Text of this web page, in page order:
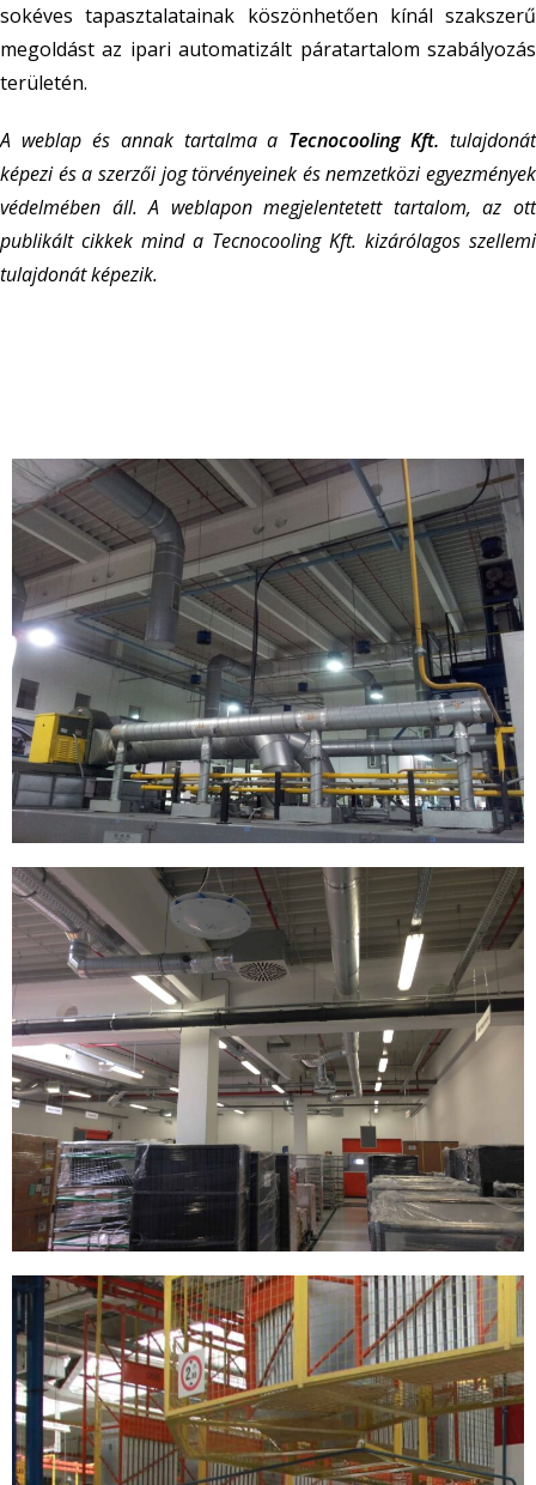
sokéves tapasztalatainak köszönhetően kínál szakszerű
megoldást az ipari automatizált páratartalom szabályozás
területén.
A weblap és annak tartalma a Tecnocooling Kft. tulajdonát
képezi és a szerzői jog törvényeinek és nemzetközi egyezmények
védelmében áll. A weblapon megjelentetett tartalom, az ott
publikált cikkek mind a Tecnocooling Kft. kizárólagos szellemi
tulajdonát képezik.